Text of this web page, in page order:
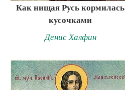
Как нищая Русь кормилась
кусочками
Денис Халфин